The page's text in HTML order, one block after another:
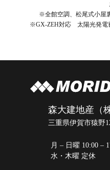
※全館空調、松尾式小屋
※GX-ZEH対応 太陽光発電
森大建地産（
三重県伊賀市猿野
月 – 日曜 10:00 –
水・木曜 定休